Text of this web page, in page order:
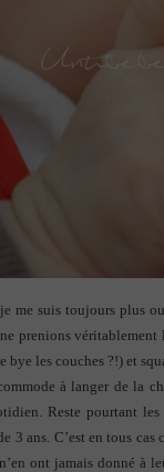
me suis toujours plus
prenions
bye les couches ?!) et
à langer de la
Reste pourtant
3 ans. C’est en tous
ont jamais donné